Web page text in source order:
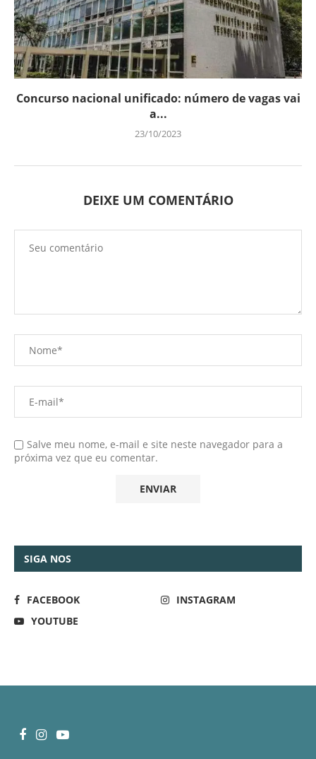
Concurso nacional unificado: número de vagas vai
a...
23/10/2023
DEIXE UM COMENTÁRIO
Salve meu nome, e-mail e site neste navegador para a
próxima vez que eu comentar.
SIGA NOS
FACEBOOK
INSTAGRAM
YOUTUBE